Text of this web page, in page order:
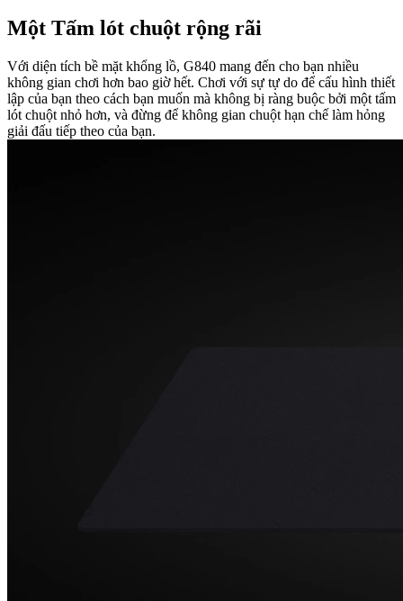
Một Tấm lót chuột rộng rãi
Với diện tích bề mặt khổng lồ, G840 mang đến cho bạn nhiều
không gian chơi hơn bao giờ hết. Chơi với sự tự do để cấu hình thiết
lập của bạn theo cách bạn muốn mà không bị ràng buộc bởi một tấm
lót chuột nhỏ hơn, và đừng để không gian chuột hạn chế làm hỏng
giải đấu tiếp theo của bạn.